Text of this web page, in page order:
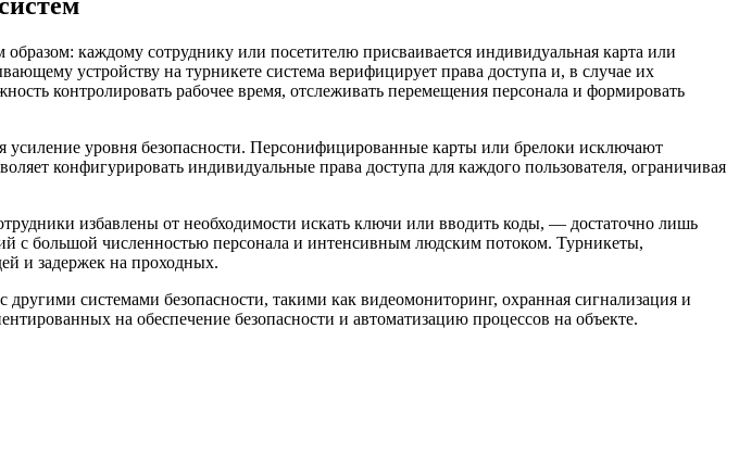
каждому сотруднику или посетителю присваивается индивидуальная карта или
устройству на турникете система верифицирует права доступа и, в случае их
контролировать рабочее время, отслеживать перемещения персонала и формировать
уровня безопасности. Персонифицированные карты или брелоки исключают
конфигурировать индивидуальные права доступа для каждого пользователя, ограничивая
избавлены от необходимости искать ключи или вводить коды, — достаточно лишь
с большой численностью персонала и интенсивным людским потоком. Турникеты,
и задержек на проходных.
системами безопасности, такими как видеомониторинг, охранная сигнализация и
на обеспечение безопасности и автоматизацию процессов на объекте.